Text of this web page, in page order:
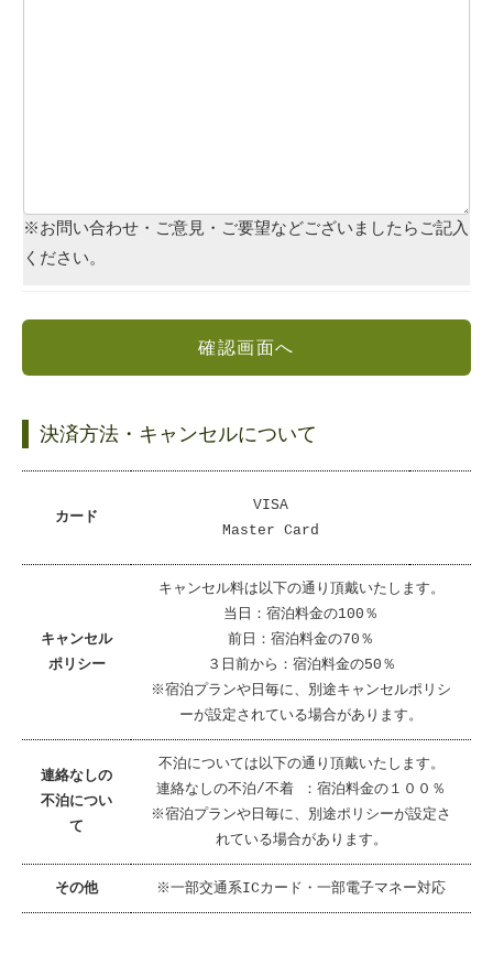
※お問い合わせ・ご意見・ご要望などございましたらご記入
ください。
確認画面へ
決済方法・キャンセルについて
カード
VISA
Master Card
キャンセル
ポリシー
キャンセル料は以下の通り頂戴いたします。
当日：宿泊料金の100％
前日：宿泊料金の70％
３日前から：宿泊料金の50％
※宿泊プランや日毎に、別途キャンセルポリシ
ーが設定されている場合があります。
連絡なしの
不泊につい
て
不泊については以下の通り頂戴いたします。
連絡なしの不泊/不着 ：宿泊料金の１００％
※宿泊プランや日毎に、別途ポリシーが設定さ
れている場合があります。
その他 ※一部交通系ICカード・一部電子マネー対応